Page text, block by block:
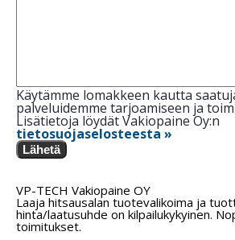
Käytämme lomakkeen kautta
palveluidemme tarjoamiseen ja
Lisätietoja löydät Vakiopaine Oy:n
tietosuojaselosteesta »
Lähetä
VP-TECH Vakiopaine OY
Laaja hitsausalan tuotevalikoima ja
hinta/laatusuhde on kilpailukykyinen.
toimitukset.